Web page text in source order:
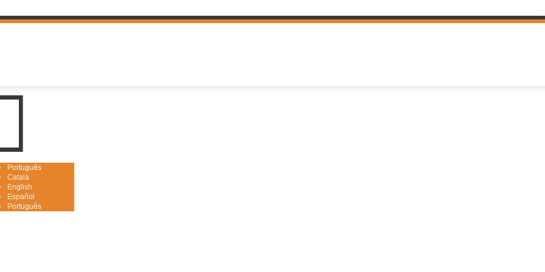
Português
Català
English
Español
Português